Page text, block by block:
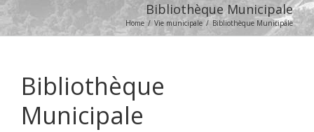
Bibliothèque Municipale
Home / Vie municipale / Bibliothèque Municipale
Bibliothèque
Municipale